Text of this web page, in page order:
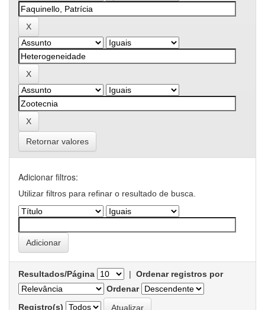
Retornar valores
Adicionar filtros:
Utilizar filtros para refinar o resultado de busca.
Resultados/Página | Ordenar registros por
Ordenar
Registro(s)